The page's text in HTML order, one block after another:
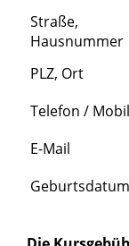
Straße,
Hausnummer
PLZ, Ort
Telefon /
E-Mail
Geburtsdatum